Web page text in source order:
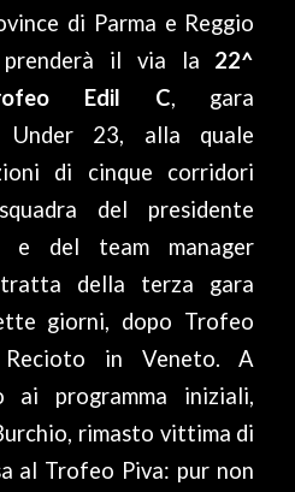
di Parma e Reggio
prenderà il via la 22^
Edil C, gara
Under 23, alla quale
di cinque corridori
del presidente
e del team manager
della terza gara
giorni, dopo Trofeo
in Veneto. A
ai programma iniziali,
rimasto vittima di
al Trofeo Piva: pur non